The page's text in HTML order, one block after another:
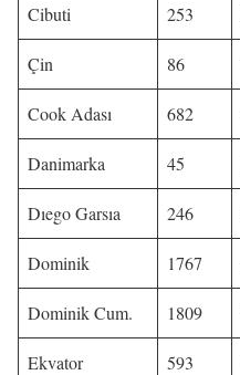
Cibuti 253
Çin 86
Cook Adası 682
Danimarka 45
Dıego Garsıa 246
Dominik 1767
Dominik Cum. 1809
Ekvator 593